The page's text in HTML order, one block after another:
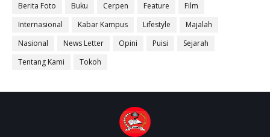
Berita Foto Buku Cerpen Feature
Film
Internasional
Kabar Kampus Lifestyle
Majalah
Nasional
News Letter Opini Puisi
Sejarah
Tentang Kami
Tokoh